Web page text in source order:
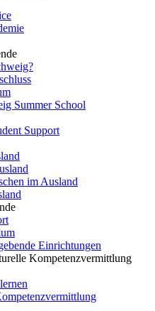
Summer School
Support
im Ausland
Einrichtungen
Kompetenzvermittlung